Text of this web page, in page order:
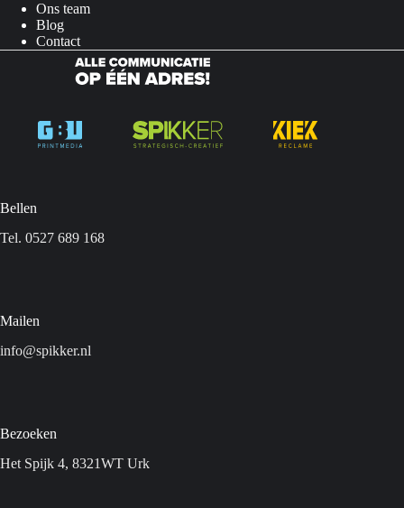
Ons team
Blog
Contact
Bellen
Tel. 0527 689 168
Mailen
info@spikker.nl
Bezoeken
Het Spijk 4, 8321WT Urk